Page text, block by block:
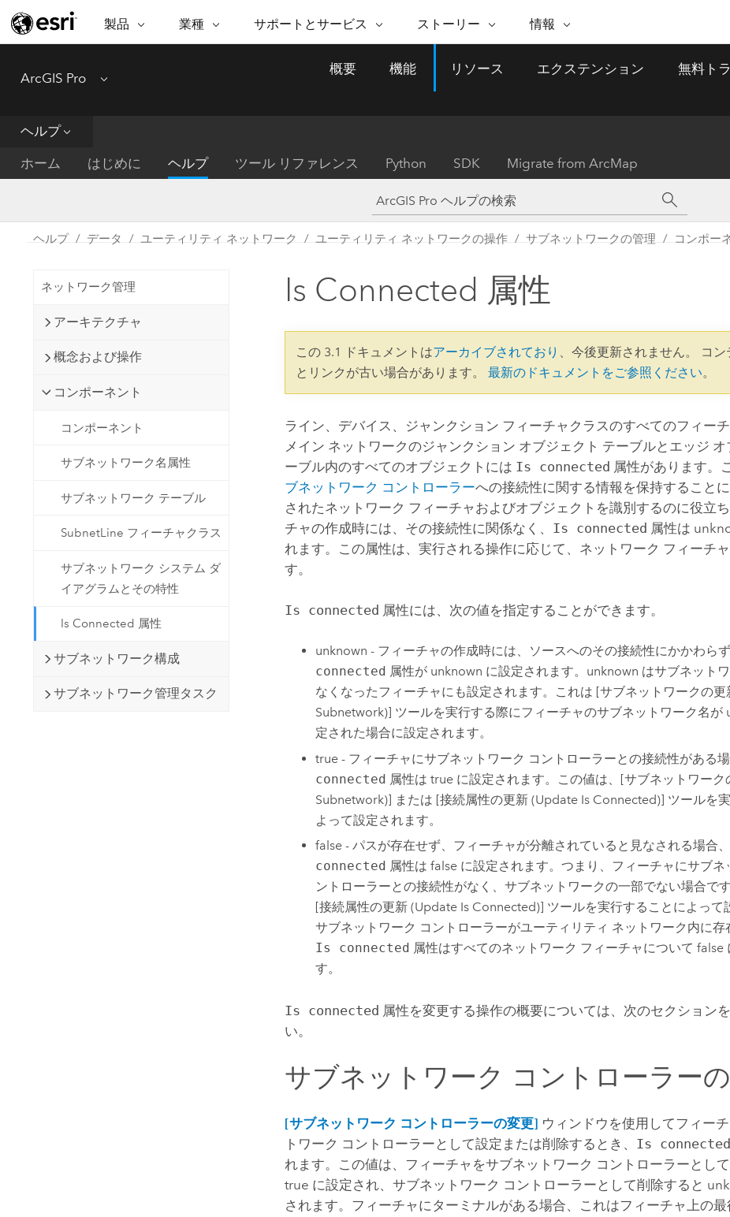
製品
ARCGIS
ArcGIS Online
完全な SaaS マッピング プラット
ArcGIS Enterprise
テム
開発者向けテクノロジー
ケーションの構築
すべてのプロダクト
機能
位置情報を分析に活用
空間データの統合、編集、共有
Esri ストア
Esri の ArcGIS 製品
業種
業種
自然保護
公共エネルギー
地方自治体
持続可能な開発
電気通信
交通機関
注目のイニシアティブ
インフラストラクチャ管理
GIS を活用して、最新の強靱で持続可能な未
的アプローチは、インフラストラクチャ プ
ロジェクトが周囲の環境とどのように関連
しているかをリーダーが理解するのに役立
インフラストラクチャ管理の探索
サポートとサービス
サポートとサービス セルフサービス
ArcGIS ブログ
ドキュメント
My Esri
ストーリー
ESRI ストーリー
Esri ブログ
実世界のグローバルな GIS
技術革新
Esri と The Science of Where
ー リーダーの声
ArcNews
業界ニュースと ArcGIS 更
すべてのストーリー
情報
ESRI について
パートナー
採用情報
メディアおよびアナリスト関
ArcGIS Pro Menu
概要 機能 リソース エクステンション 無料ト
ヘルプ
ホーム はじめに ヘルプ ツール リファレンス Python SDK Migrate from ArcMap
ヘルプ データ ユーティリティ ネットワーク ユーティリティ ネットワークの操作 サブネットワークの管理 コンポー
ネットワーク管理
アーキテクチャ
概念および操作
コンポーネント
コンポーネント
サブネットワーク名属性
サブネットワーク テーブル
SubnetLine フィーチャクラス
サブネットワーク システム ダ
イアグラムとその特性
Is Connected 属性
サブネットワーク構成
サブネットワーク管理タスク
Is Connected 属性
この 3.1 ドキュメントはアーカイブされており 、今後更新されません。 コン
とリンクが古い場合があります。最新のドキュメントをご参照ください。
ライン、デバイス、ジャンクション フィーチャクラスのすべてのフィー
メイン ネットワークのジャンクション オブジェクト テーブルとエッジ
ーブル内のすべてのオブジェクトには Is connected 属性があります。
ブネットワーク コントローラーへの接続性に関する情報を保持すること
されたネットワーク フィーチャおよびオブジェクトを識別するのに役立
チャの作成時には、その接続性に関係なく、 Is connected 属性は
れます。この属性は、実行される操作に応じて、ネットワーク フィーチ
す。
Is connected 属性には、次の値を指定することができます。
unknown - フィーチャの作成時には、ソースへのその接続性にかかわらず
connected 属性が unknown に設定されます。unknown はサブネット
なくなったフィーチャにも設定されます。これは [サブネットワークの
Subnetwork)] ツールを実行する際にフィーチャのサブネットワーク名が
定された場合に設定されます。
true - フィーチャにサブネットワーク コントローラーとの接続性がある場
connected 属性は true に設定されます。この値は、 [サブネットワー
Subnetwork)] または [接続属性の更新 (Update Is Connected)] ツールを
よって設定されます。
false - パスが存在せず、フィーチャが分離されていると見なされる場合、
connected 属性は false に設定されます。つまり、フィーチャにサブネ
ントローラーとの接続性がなく、サブネットワークの一部でない場合です
[接続属性の更新 (Update Is Connected)] ツールを実行することによって
サブネットワーク コントローラーがユーティリティ ネットワーク内に存
Is connected 属性はすべてのネットワーク フィーチャについて false
す。
Is connected 属性を変更する操作の概要については、次のセクション
い。
サブネットワーク コントローラー
[サブネットワーク コントローラーの変更] ウィンドウを使用してフィー
トワーク コントローラーとして設定または削除するとき、 Is connected
れます。この値は、フィーチャをサブネットワーク コントローラーとし
true に設定され、サブネットワーク コントローラーとして削除すると
されます。フィーチャにターミナルがある場合、これはフィーチャ上の